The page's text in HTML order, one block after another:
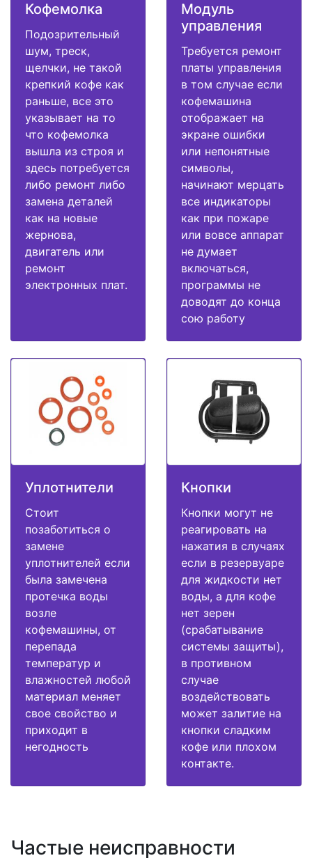
Кофемолка
Подозрительный
шум, треск,
щелчки, не такой
крепкий кофе как
раньше, все это
указывает на то
что кофемолка
вышла из строя и
здесь потребуется
либо ремонт либо
замена деталей
как на новые
жернова,
двигатель или
ремонт
электронных плат.
Модуль
управления
Требуется ремонт
платы управления
в том случае если
кофемашина
отображает на
экране ошибки
или непонятные
символы,
начинают мерцать
все индикаторы
как при пожаре
или вовсе аппарат
не думает
включаться,
программы не
доводят до конца
сою работу
Уплотнители
Стоит
позаботиться о
замене
уплотнителей если
была замечена
протечка воды
возле
кофемашины, от
перепада
температур и
влажностей любой
материал меняет
свое свойство и
приходит в
негодность
Кнопки
Кнопки могут не
реагировать на
нажатия в случаях
если в резервуаре
для жидкости нет
воды, а для кофе
нет зерен
(срабатывание
системы защиты),
в противном
случае
воздействовать
может залитие на
кнопки сладким
кофе или плохом
контакте.
Частые неисправности